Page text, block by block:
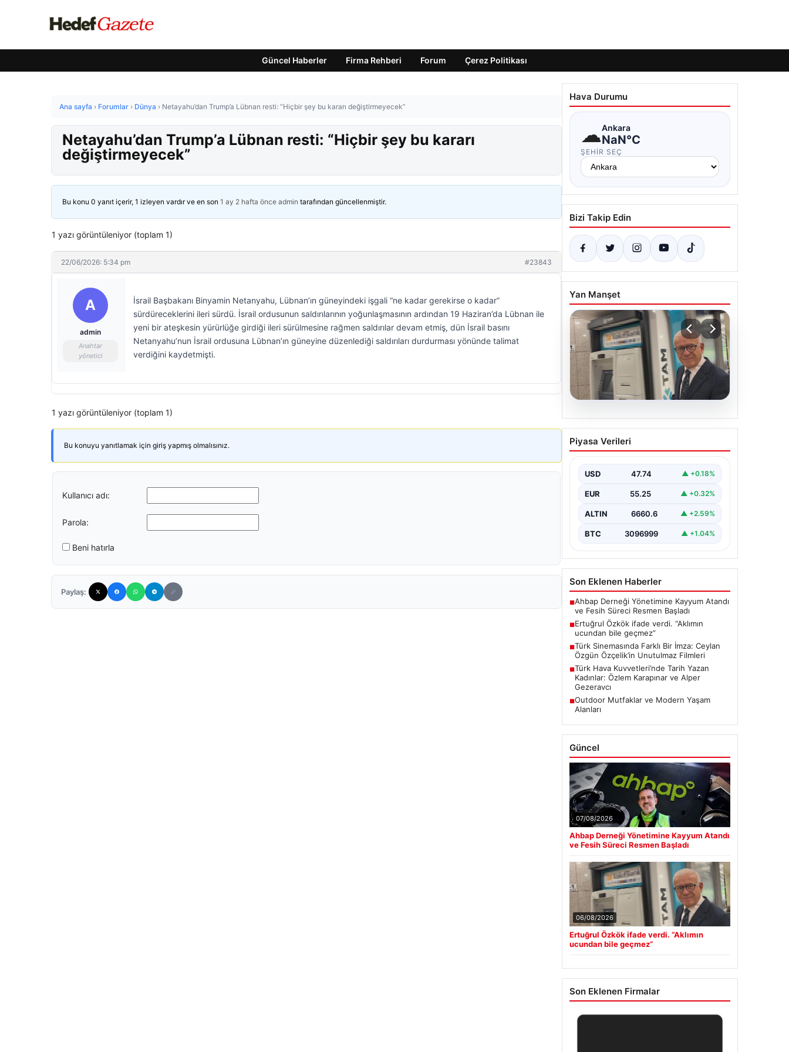
Güncel Haberler Firma Rehberi Forum Çerez Politikası
Ana sayfa › Forumlar › Dünya › Netayahu’dan Trump’a Lübnan resti: “Hiçbir şey bu kararı değiştirmeyecek”
Netayahu’dan Trump’a Lübnan resti: “Hiçbir şey bu kararı
değiştirmeyecek”
Bu konu 0 yanıt içerir, 1 izleyen vardır ve en son 1 ay 2 hafta önce admin tarafından güncellenmiştir.
1 yazı görüntüleniyor (toplam 1)
22/06/2026: 5:34 pm #23843
A
admin
Anahtar
yönetici
İsrail Başbakanı Binyamin Netanyahu, Lübnan’ın güneyindeki işgali “ne kadar gerekirse o kadar”
sürdüreceklerini ileri sürdü. İsrail ordusunun saldırılarının yoğunlaşmasının ardından 19 Haziran’da Lübnan ile
yeni bir ateşkesin yürürlüğe girdiği ileri sürülmesine rağmen saldırılar devam etmiş, dün İsrail basını
Netanyahu’nun İsrail ordusuna Lübnan’ın güneyine düzenlediği saldırıları durdurması yönünde talimat
verdiğini kaydetmişti.
1 yazı görüntüleniyor (toplam 1)
Bu konuyu yanıtlamak için giriş yapmış olmalısınız.
Kullanıcı adı:
Parola:
Beni hatırla
Paylaş:
Hava Durumu
☁Ankara
NaN°C
ŞEHIR SEÇ
Bizi Takip Edin
Yan Manşet
Ertuğrul Özkök ifade
verdi. “Aklımın ucundan
Piyasa Verileri
USD 47.74 ▲ +0.18%
EUR 55.25 ▲ +0.32%
ALTIN 6660.6 ▲ +2.59%
BTC 3096999 ▲ +1.04%
Son Eklenen Haberler
■Ahbap Derneği Yönetimine Kayyum Atandı
ve Fesih Süreci Resmen Başladı
■Ertuğrul Özkök ifade verdi. “Aklımın
ucundan bile geçmez”
■Türk Sinemasında Farklı Bir İmza: Ceylan
Özgün Özçelik’in Unutulmaz Filmleri
■Türk Hava Kuvvetleri’nde Tarih Yazan
Kadınlar: Özlem Karapınar ve Alper
Gezeravcı
■Outdoor Mutfaklar ve Modern Yaşam
Alanları
Güncel
07/08/2026
Ahbap Derneği Yönetimine Kayyum Atandı
ve Fesih Süreci Resmen Başladı
06/08/2026
Ertuğrul Özkök ifade verdi. “Aklımın
ucundan bile geçmez”
Son Eklenen Firmalar